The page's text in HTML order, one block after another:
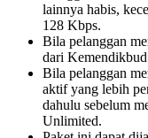
lainnya habis,
128 Kbps.
Bila pelanggan
dari
Bila pelanggan
aktif yang lebih
dahulu sebelum
Unlimited.